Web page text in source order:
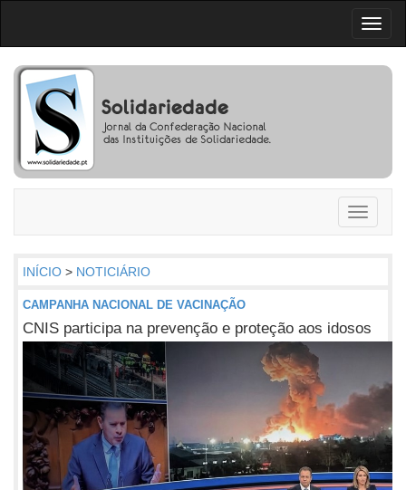
Toggle
INÍCIO > NOTICIÁRIO
CAMPANHA NACIONAL DE VACINAÇÃO
CNIS participa na prevenção e proteção aos idosos